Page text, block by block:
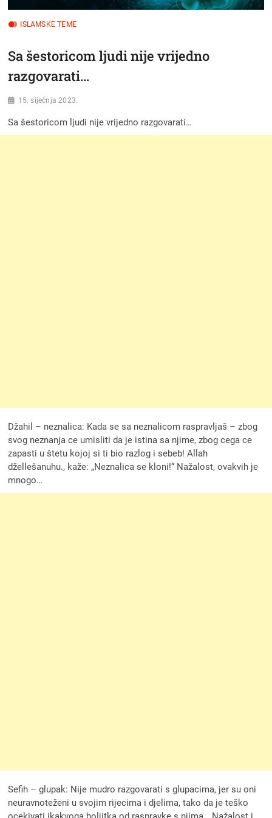
ISLAMSKE TEME
Sa šestoricom ljudi nije vrijedno
razgovarati…
15. siječnja 2023.
Sa šestoricom ljudi nije vrijedno razgovarati…
Džahil – neznalica: Kada se sa neznalicom raspravljaš – zbog
svog neznanja ce umisliti da je istina sa njime, zbog cega ce
zapasti u štetu kojoj si ti bio razlog i sebeb! Allah
džellešanuhu., kaže: „Neznalica se kloni!“ Nažalost, ovakvih je
mnogo…
Sefih – glupak: Nije mudro razgovarati s glupacima, jer su oni
neuravnoteženi u svojim rijecima i djelima, tako da je teško